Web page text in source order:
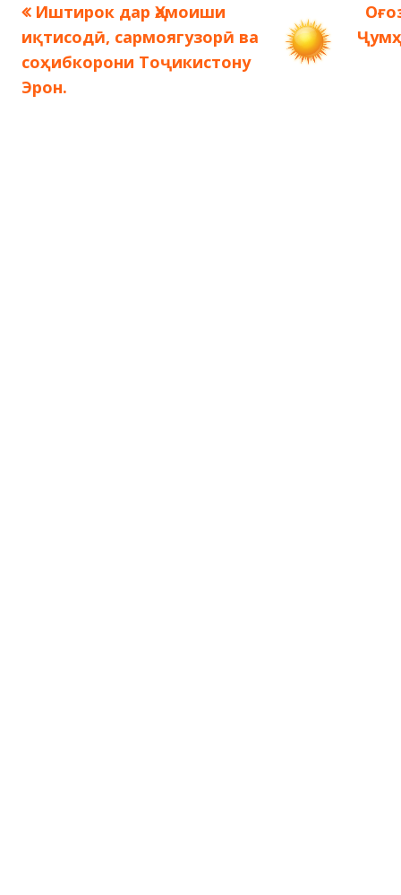
Навигация
по
записям
Предыдущая
запись:
Иштирок дар Ҳамоиши
иқтисодӣ, сармоягузорӣ ва
соҳибкорони Тоҷикистону
Эрон.